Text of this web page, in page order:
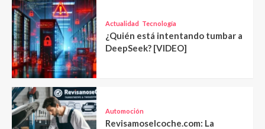
Actualidad Tecnología
¿Quién está intentando tumbar a
DeepSeek? [VIDEO]
Automoción
Revisamoselcoche.com: La